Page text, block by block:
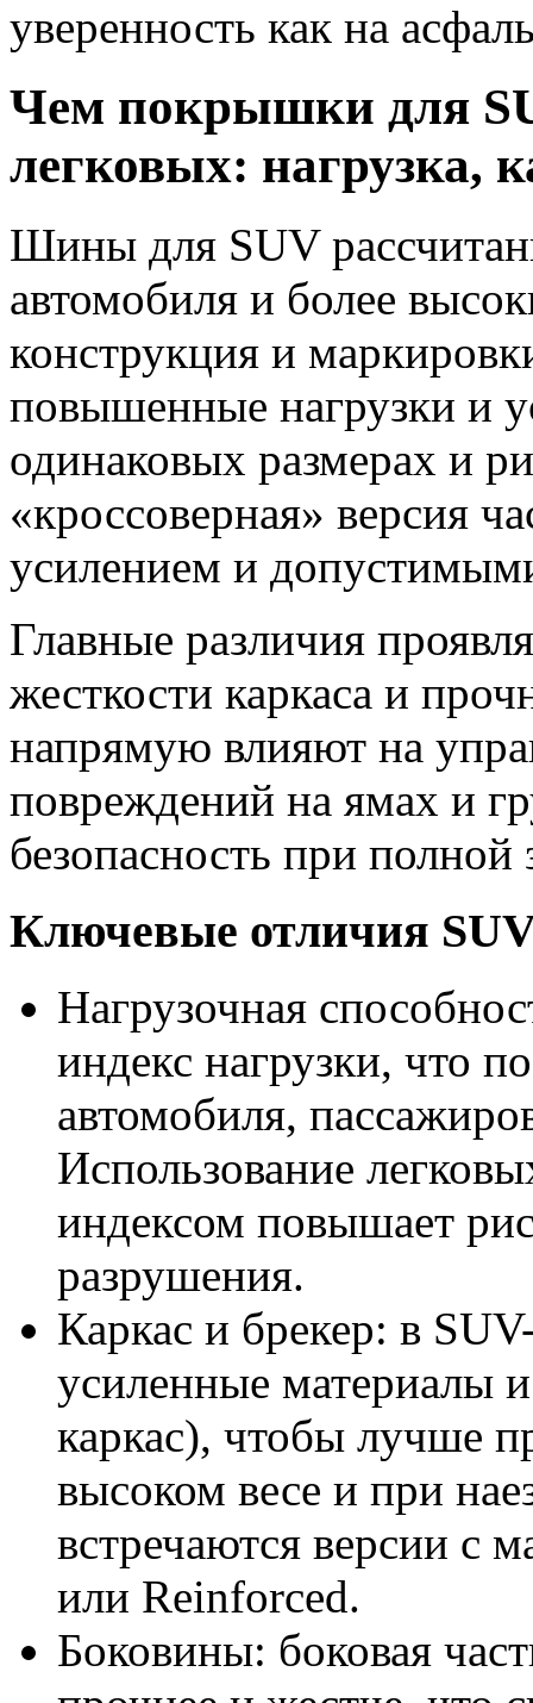
уверенность как на
Чем покрышки для
легковых: нагрузка,
Шины для SUV
автомобиля и более
конструкция и
повышенные нагрузки и
одинаковых размерах и
«кроссоверная» версия
усилением и
Главные различия
жесткости каркаса и
напрямую влияют на
повреждений на ямах и
безопасность при полной
Ключевые отличия
Нагрузочная
индекс нагрузки, что
автомобиля,
Использование
индексом повышает
разрушения.
Каркас и брекер: в
усиленные материалы
каркас), чтобы лучше
высоком весе и при
встречаются версии с
или Reinforced.
Боковины: боковая